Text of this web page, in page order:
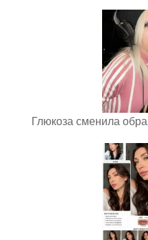
Глюкоза сменила